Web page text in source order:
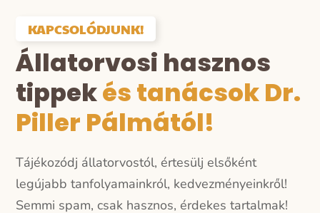
KAPCSOLÓDJUNK!
Állatorvosi hasznos
tippekés tanácsok Dr.
Piller Pálmától!
Tájékozódj állatorvostól, értesülj elsőként
legújabb tanfolyamainkról, kedvezményeinkről!
Semmi spam, csak hasznos, érdekes tartalmak!